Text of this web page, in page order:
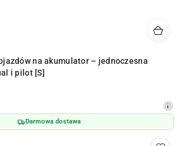
na akumulator – jednoczesna
i pilot [S]
Darmowa dostawa